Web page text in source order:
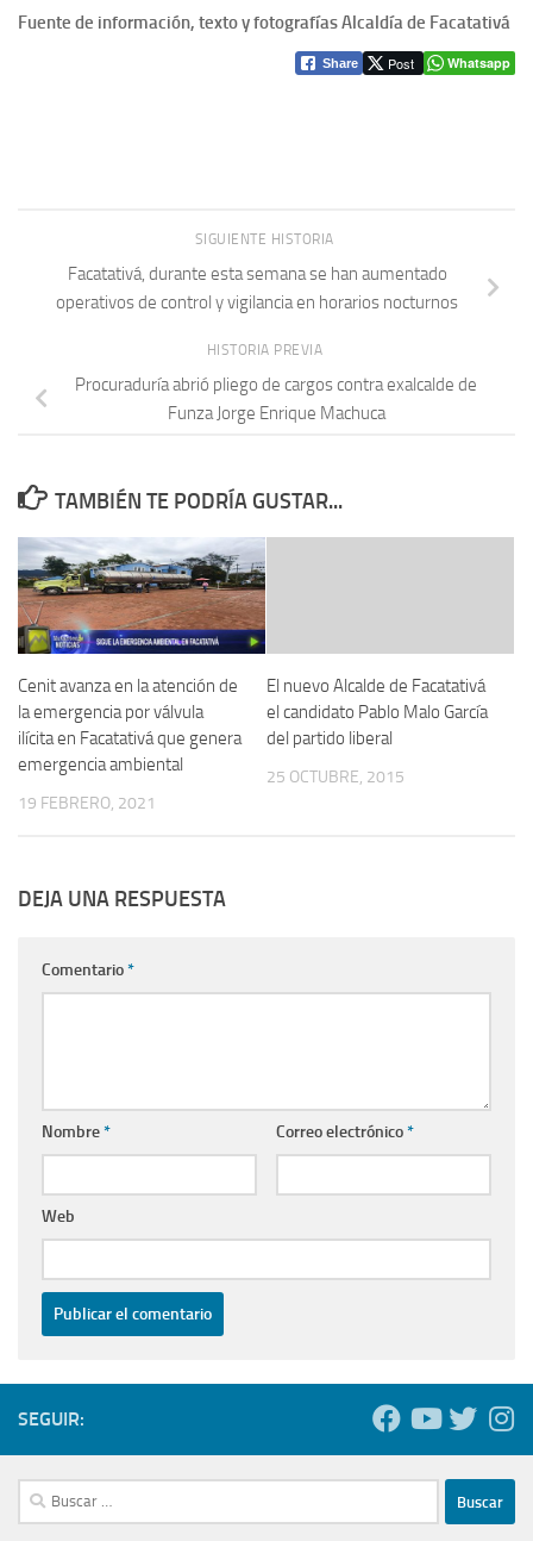
Fuente de información, texto y fotografías Alcaldía de Facatativá
Share Post Whatsapp
SIGUIENTE HISTORIA
Facatativá, durante esta semana se han aumentado
operativos de control y vigilancia en horarios nocturnos
HISTORIA PREVIA
Procuraduría abrió pliego de cargos contra exalcalde de
Funza Jorge Enrique Machuca
TAMBIÉN TE PODRÍA GUSTAR...
Cenit avanza en la atención de
la emergencia por válvula
ilícita en Facatativá que genera
emergencia ambiental
19 FEBRERO, 2021
El nuevo Alcalde de Facatativá
el candidato Pablo Malo García
del partido liberal
25 OCTUBRE, 2015
DEJA UNA RESPUESTA
Comentario*
Nombre* Correo electrónico*
Web
SEGUIR:
Buscar: